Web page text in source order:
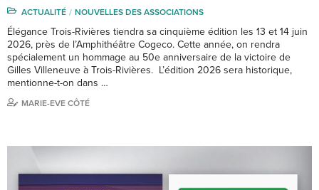
ACTUALITÉ NOUVELLES DES ASSOCIATIONS
Élégance Trois-Rivières tiendra sa cinquième édition les 13 et 14 juin
2026, près de l’Amphithéâtre Cogeco. Cette année, on rendra
spécialement un hommage au 50e anniversaire de la victoire de
Gilles Villeneuve à Trois-Rivières. L’édition 2026 sera historique,
mentionne-t-on dans …
MARIE-EVE CÔTÉ